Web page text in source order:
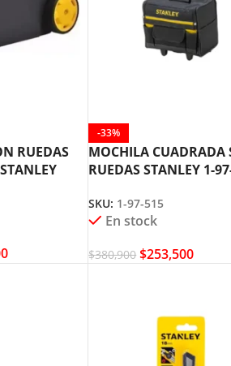
RUEDAS
-33%
MOCHILA CUADRADA
RUEDAS STANLEY 1-
SKU: 1-97-515
En stock
$380,900 $253,500